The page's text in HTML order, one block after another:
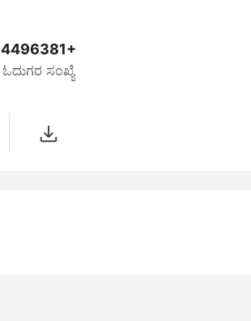
4496381+
ಓದುಗರ ಸಂಖ್ಯೆ